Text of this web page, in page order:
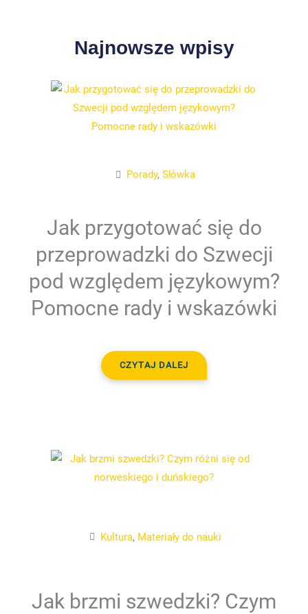
Najnowsze wpisy
Porady, Słówka
Jak przygotować się do
przeprowadzki do Szwecji
pod względem językowym?
Pomocne rady i wskazówki
CZYTAJ DALEJ
Kultura, Materiały do nauki
Jak brzmi szwedzki? Czym